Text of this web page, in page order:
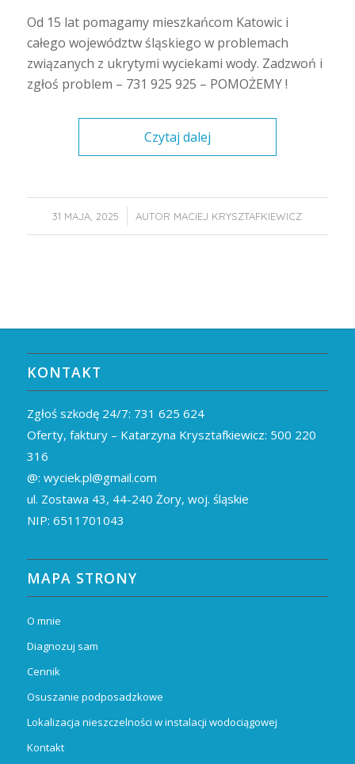
Od 15 lat pomagamy mieszkańcom Katowic i
całego województw śląskiego w problemach
związanych z ukrytymi wyciekami wody. Zadzwoń i
zgłoś problem – 731 925 925 – POMOŻEMY !
Czytaj dalej
31 MAJA, 2025
/ AUTOR MACIEJ KRYSZTAFKIEWICZ
KONTAKT
Zgłoś szkodę 24/7: 731 625 624
Oferty, faktury – Katarzyna Krysztafkiewicz: 500 220
316
@: wyciek.pl@gmail.com
ul. Zostawa 43, 44-240 Żory, woj. śląskie
NIP: 6511701043
MAPA STRONY
O mnie
Diagnozuj sam
Cennik
Osuszanie podposadzkowe
Lokalizacja nieszczelności w instalacji wodociągowej
Kontakt